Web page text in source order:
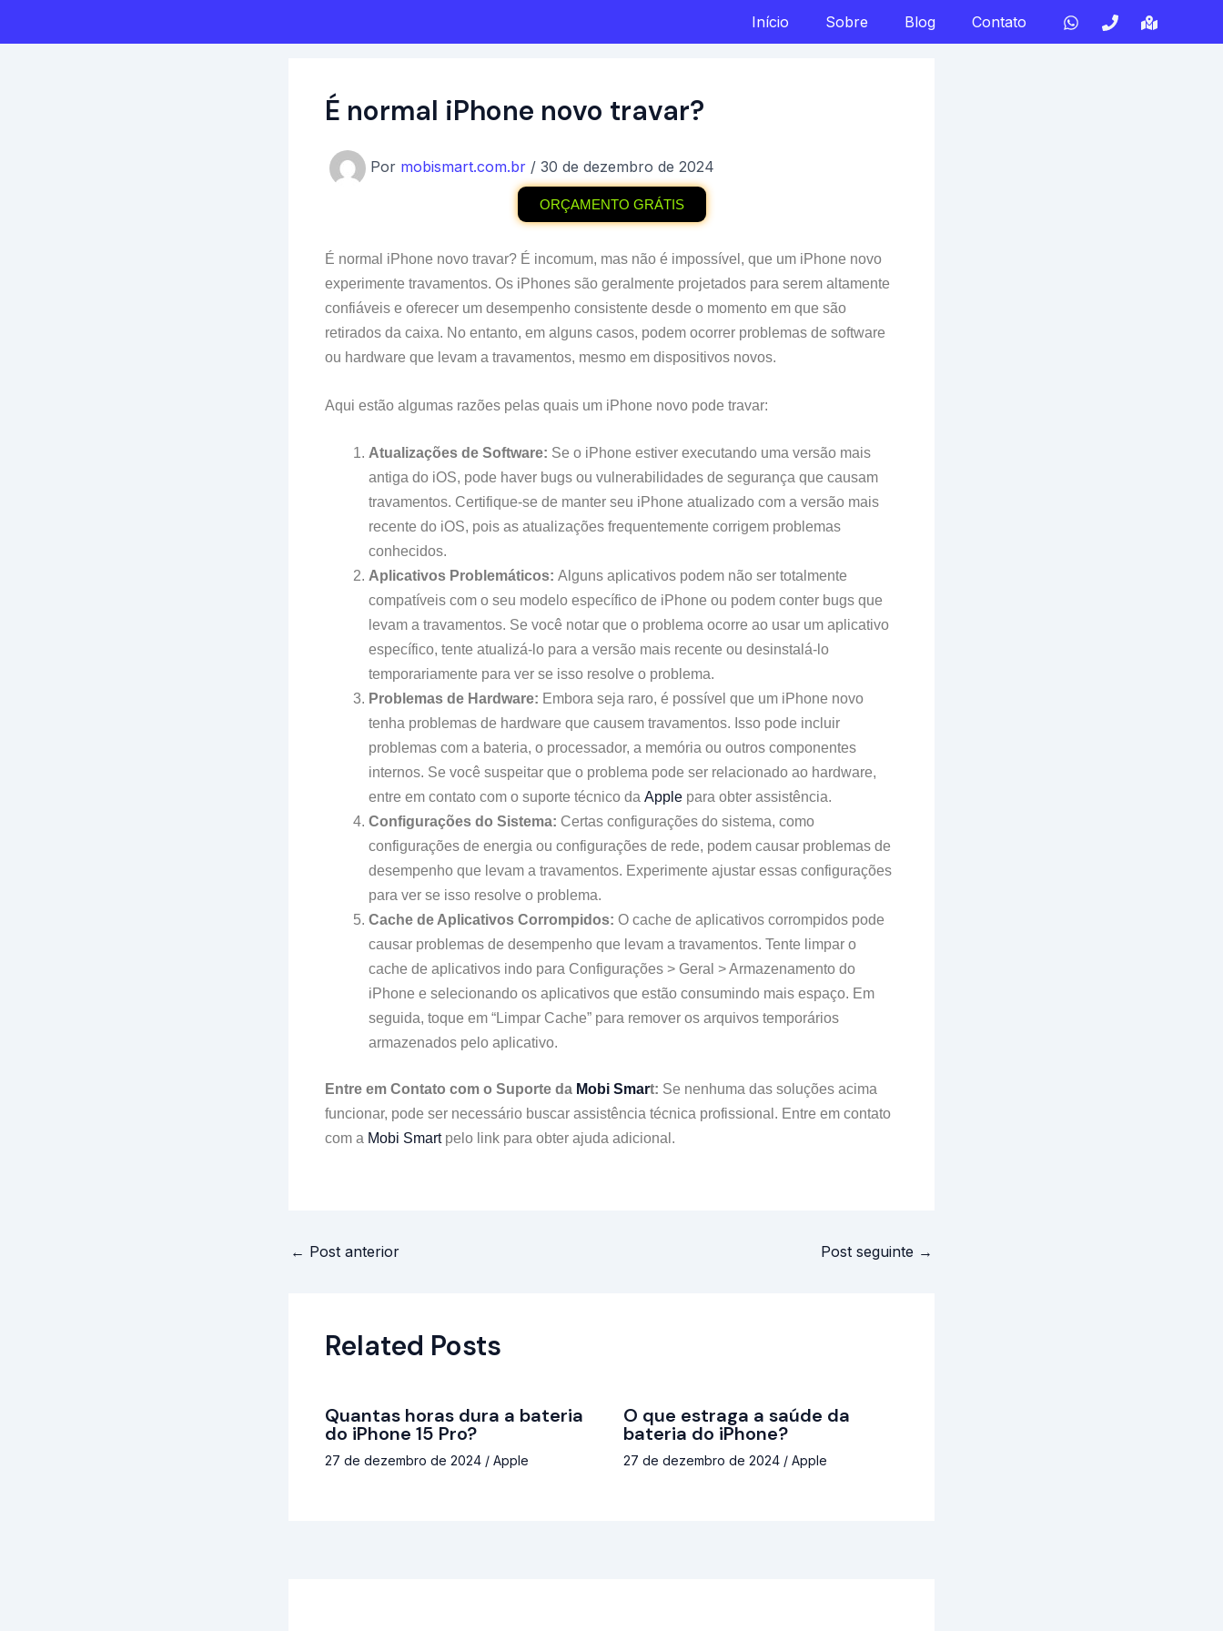
Início Sobre Blog Contato
É normal iPhone novo travar?
Por mobismart.com.br / 30 de dezembro de 2024
ORÇAMENTO GRÁTIS
É normal iPhone novo travar? É incomum, mas não é impossível, que um iPhone novo
experimente travamentos. Os iPhones são geralmente projetados para serem altamente
confiáveis ​​e oferecer um desempenho consistente desde o momento em que são
retirados da caixa. No entanto, em alguns casos, podem ocorrer problemas de software
ou hardware que levam a travamentos, mesmo em dispositivos novos.
Aqui estão algumas razões pelas quais um iPhone novo pode travar:
Atualizações de Software: Se o iPhone estiver executando uma versão mais
antiga do iOS, pode haver bugs ou vulnerabilidades de segurança que causam
travamentos. Certifique-se de manter seu iPhone atualizado com a versão mais
recente do iOS, pois as atualizações frequentemente corrigem problemas
conhecidos.
Aplicativos Problemáticos: Alguns aplicativos podem não ser totalmente
compatíveis com o seu modelo específico de iPhone ou podem conter bugs que
levam a travamentos. Se você notar que o problema ocorre ao usar um aplicativo
específico, tente atualizá-lo para a versão mais recente ou desinstalá-lo
temporariamente para ver se isso resolve o problema.
Problemas de Hardware: Embora seja raro, é possível que um iPhone novo
tenha problemas de hardware que causem travamentos. Isso pode incluir
problemas com a bateria, o processador, a memória ou outros componentes
internos. Se você suspeitar que o problema pode ser relacionado ao hardware,
entre em contato com o suporte técnico da Apple para obter assistência.
Configurações do Sistema: Certas configurações do sistema, como
configurações de energia ou configurações de rede, podem causar problemas de
desempenho que levam a travamentos. Experimente ajustar essas configurações
para ver se isso resolve o problema.
Cache de Aplicativos Corrompidos: O cache de aplicativos corrompidos pode
causar problemas de desempenho que levam a travamentos. Tente limpar o
cache de aplicativos indo para Configurações > Geral > Armazenamento do
iPhone e selecionando os aplicativos que estão consumindo mais espaço. Em
seguida, toque em “Limpar Cache” para remover os arquivos temporários
armazenados pelo aplicativo.
Entre em Contato com o Suporte da Mobi Smart: Se nenhuma das soluções acima
funcionar, pode ser necessário buscar assistência técnica profissional. Entre em contato
com a Mobi Smart pelo link para obter ajuda adicional.
← Post anterior Post seguinte →
Related Posts
Quantas horas dura a bateria
do iPhone 15 Pro?
27 de dezembro de 2024 / Apple
O que estraga a saúde da
bateria do iPhone?
27 de dezembro de 2024 / Apple